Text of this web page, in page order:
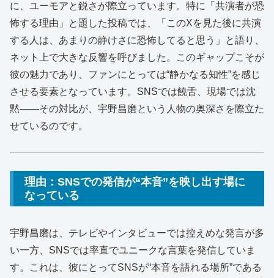
に、ユーモアと鋭さが際立っています。特に「共演者が恐
怖する理由」と題した投稿では、「このXを見た後に共演
する人は、あまりの静けさに恐怖してると思う」と語り、
ネット上で大きな反響を呼びました。このギャップこそが
彼の魅力であり、ファンにとっては“静かなる知性”を感じ
させる要素となっています。SNSでは饒舌、現場では沈
黙――その対比が、宇野昌磨という人物の奥深さを際立た
せているのです。
理由：SNSでの発信が“本音”を映し出す場に
なっている
宇野昌磨は、テレビやインタビューでは控えめな発言が多
い一方、SNSでは率直でユニークな言葉を発信していま
す。これは、彼にとってSNSが“本音を語れる場所”である